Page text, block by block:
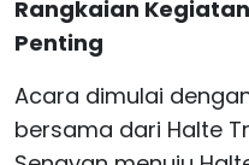
Rangkaian
Penting
Acara dimulai
bersama dari Halte